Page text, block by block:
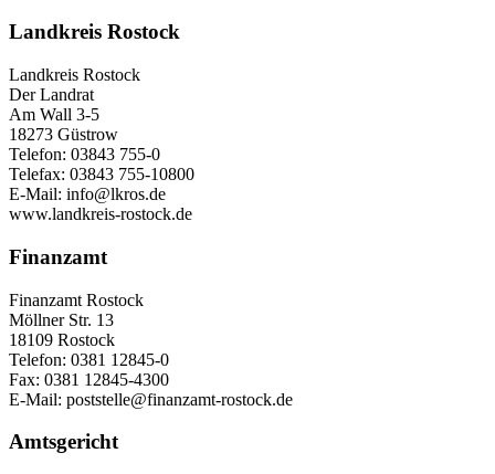
Landkreis Rostock
Landkreis Rostock
Der Landrat
Am Wall 3-5
18273 Güstrow
Telefon: 03843 755-0
Telefax: 03843 755-10800
E-Mail: info@lkros.de
www.landkreis-rostock.de
Finanzamt
Finanzamt Rostock
Möllner Str. 13
18109 Rostock
Telefon: 0381 12845-0
Fax: 0381 12845-4300
E-Mail: poststelle@finanzamt-rostock.de
Amtsgericht